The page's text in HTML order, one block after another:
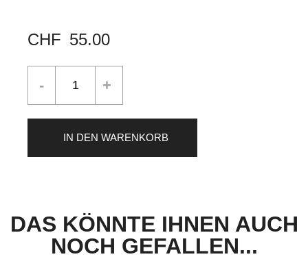
CHF 55.00
IN DEN WARENKORB
DAS KÖNNTE IHNEN AUCH
NOCH GEFALLEN...